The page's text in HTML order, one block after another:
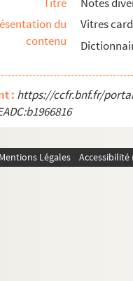
du
contenu
Vitres
: https://ccfr.bnf.fr/
Mentions Légales